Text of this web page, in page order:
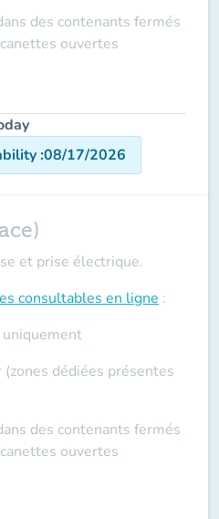
des contenants fermés
ouvertes
:08/17/2026
et prise électrique.
consultables en ligne :
dédiées présentes
des contenants fermés
ouvertes